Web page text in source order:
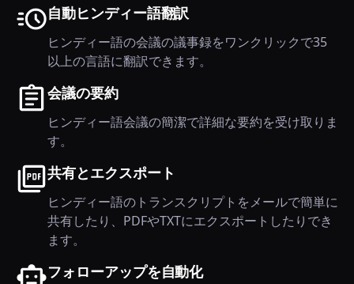
自動ヒンディー語翻訳
ヒンディー語の会議の議事録をワンクリックで35
以上の言語に翻訳できます。
会議の要約
ヒンディー語会議の簡潔で詳細な要約を受け取りま
す。
共有とエクスポート
ヒンディー語のトランスクリプトをメールで簡単に
共有したり、PDFやTXTにエクスポートしたりでき
ます。
フォローアップを自動化